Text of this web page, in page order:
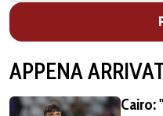
APPENA
Cairo: